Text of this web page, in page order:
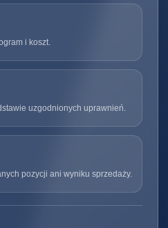
i koszt.
uzgodnionych uprawnień.
pozycji ani wyniku sprzedaży.